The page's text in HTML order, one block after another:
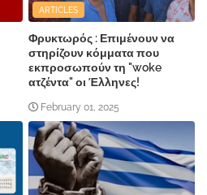
ARTICLES
Φρυκτωρός : Επιμένουν να
στηρίζουν κόμματα που
εκπροσωπούν τη "woke
ατζέντα" οι Έλληνες!
February 01, 2025